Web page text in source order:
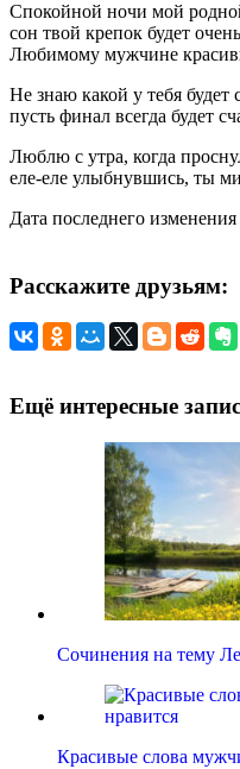
Спокойной ночи мой
сон твой крепок будет
Любимому мужчине
Не знаю какой у тебя
пусть финал всегда будет
Люблю с утра, когда
еле-еле улыбнувшись, ты
Дата последнего
Расскажите друзьям:
Ещё интересные
Сочинения на тему
Красивые слова